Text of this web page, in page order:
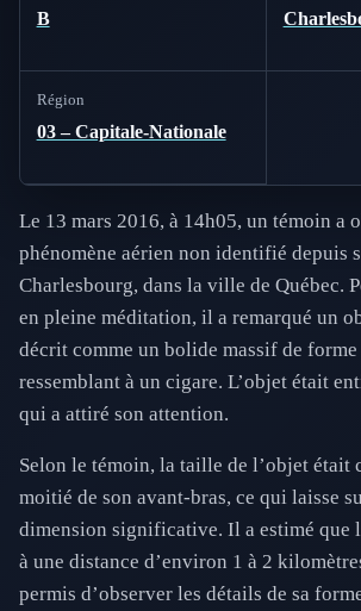
B
Région
03 – Capitale-Nationale
Le 13 mars 2016, à 14h05, un témoin a
phénomène aérien non identifié depuis
Charlesbourg, dans la ville de Québec.
en pleine méditation, il a remarqué un
décrit comme un bolide massif de
ressemblant à un cigare. L’objet était
qui a attiré son attention.
Selon le témoin, la taille de l’objet était
moitié de son avant-bras, ce qui laisse
dimension significative. Il a estimé que
à une distance d’environ 1 à 2
permis d’observer les détails de sa